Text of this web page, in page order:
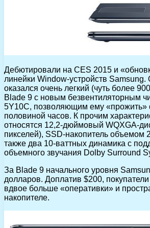
Дебютировали на CES 2015 и
линейки Window-устройств Samsung.
оказался очень легкий (чуть более
Blade 9 с новым безвентиляторным
5Y10C, позволяющим ему «прожить»
половиной часов. К прочим
относятся 12,2-дюймовый WQXGA-
пикселей), SSD-накопитель объемом
также два 10-ваттных динамика с
объемного звучания Dolby Surround
За Blade 9 начального уровня
долларов. Доплатив $200, покупатели
вдвое больше «оперативки» и
накопителе.